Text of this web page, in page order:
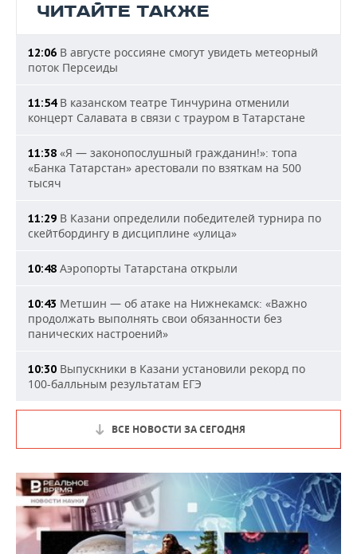
ЧИТАЙТЕ ТАКЖЕ
12:06 В августе россияне смогут увидеть метеорный
поток Персеиды
11:54В казанском театре Тинчурина отменили
концерт Салавата в связи с трауром в Татарстане
11:38 «Я — законопослушный гражданин!»: топа
«Банка Татарстан» арестовали по взяткам на 500
тысяч
11:29 В Казани определили победителей турнира по
скейтбордингу в дисциплине «улица»
10:48 Аэропорты Татарстана открыли
10:43 Метшин — об атаке на Нижнекамск: «Важно
продолжать выполнять свои обязанности без
панических настроений»
10:30 Выпускники в Казани установили рекорд по
100-балльным результатам ЕГЭ
ВСЕ НОВОСТИ ЗА СЕГОДНЯ